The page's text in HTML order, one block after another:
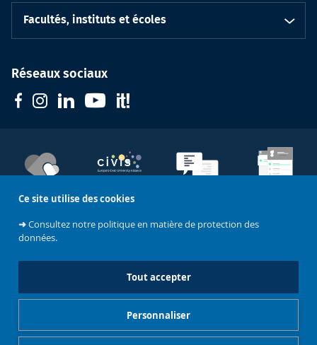
Ce site utilise des cookies
➜Consultez notre politique en matière de protection des
données.
Tout accepter
Personnaliser
Facultés, instituts et écoles
Réseaux sociaux
l'Université
CIVIS
Mentions légales
Charte de modération et de bonne conduite des réseaux
sociaux
Gestionnaire de cookies